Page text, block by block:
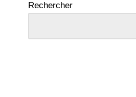
Rechercher